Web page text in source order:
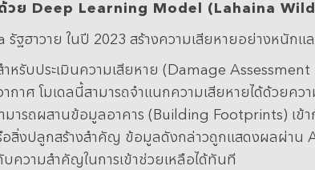
ด้วย Deep Learning Model (Lahaina
ฐฮาวาย ในปี 2023 สร้างความเสียหายอย่างหนักแ
หรับประเมินความเสียหาย (Damage
กาศ โมเดลนี้สามารถจำแนกความเสียหายได้ด้วยค
มารถผสานข้อมูลอาคาร (Building Footprints) เข้า
อสิ่งปลูกสร้างสำคัญ ข้อมูลดังกล่าวถูกแสดงผลผ่าน
ความสำคัญในการเข้าช่วยเหลือได้ทันที